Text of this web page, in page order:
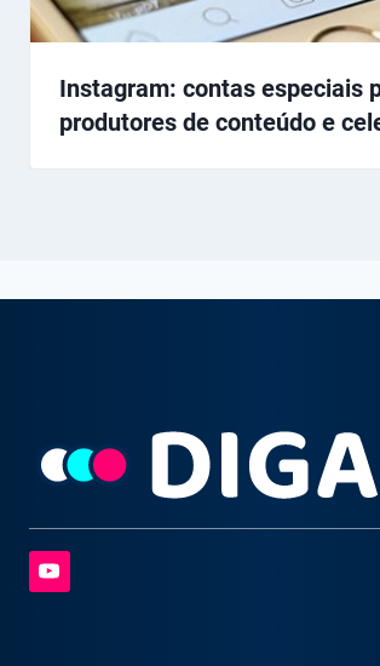
Instagram: contas especiais
produtores de conteúdo e